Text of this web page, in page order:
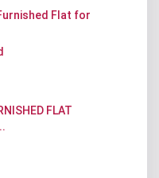
Flat for
FLAT